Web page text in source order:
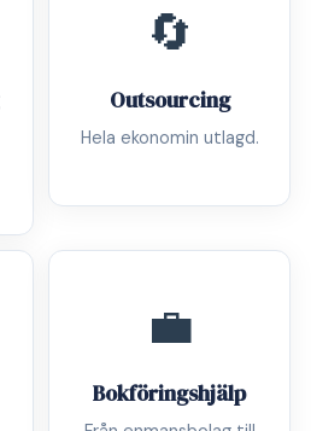
🔄
Outsourcing
Hela ekonomin utlagd.
💼
Bokföringshjälp